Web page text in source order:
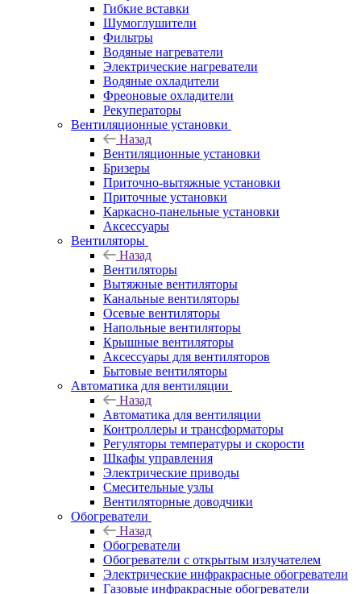
Гибкие вставки
Шумоглушители
Фильтры
Водяные нагреватели
Электрические нагреватели
Водяные охладители
Фреоновые охладители
Рекуператоры
Вентиляционные установки
Назад
Вентиляционные установки
Бризеры
Приточно-вытяжные установки
Приточные установки
Каркасно-панельные установки
Аксессуары
Вентиляторы
Назад
Вентиляторы
Вытяжные вентиляторы
Канальные вентиляторы
Осевые вентиляторы
Напольные вентиляторы
Крышные вентиляторы
Аксессуары для вентиляторов
Бытовые вентиляторы
Автоматика для вентиляции
Назад
Автоматика для вентиляции
Контроллеры и трансформаторы
Регуляторы температуры и скорости
Шкафы управления
Электрические приводы
Смесительные узлы
Вентиляторные доводчики
Обогреватели
Назад
Обогреватели
Обогреватели с открытым излучателем
Электрические инфракрасные обогреватели
Газовые инфракрасные обогреватели